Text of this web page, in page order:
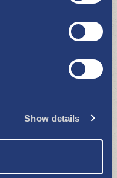
Show details